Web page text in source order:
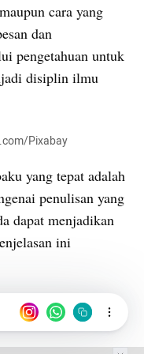
cara yang
dan
pengetahuan untuk
disiplin ilmu
Pixabay
yang tepat adalah
penulisan yang
dapat menjadikan
ini